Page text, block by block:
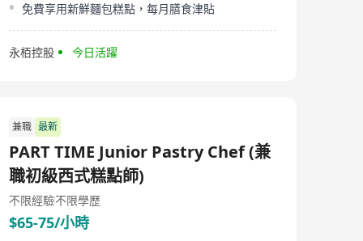
免費享用新鮮麵包糕點，每月膳食津貼
永栢控股 今日活躍
兼職 最新
PART TIME Junior Pastry Chef (兼
職初級西式糕點師)
不限經驗不限學歷
$65-75/小時